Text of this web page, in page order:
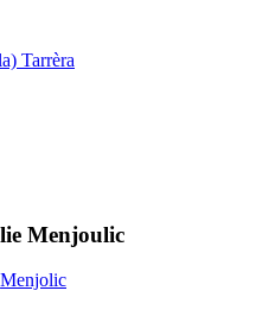
Tarrèra
Menjoulic
Menjolic